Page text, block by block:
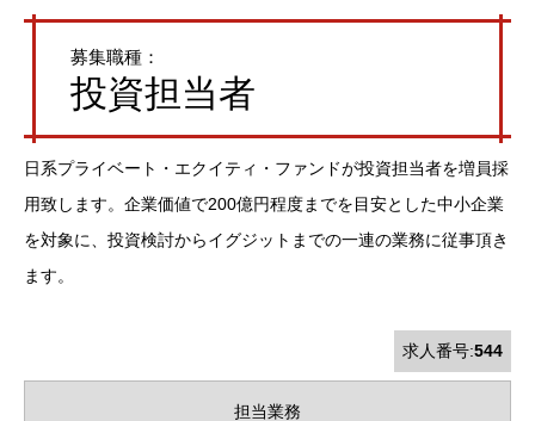
募集職種：
投資担当者
日系プライベート・エクイティ・ファンドが投資担当者を増員採
用致します。企業価値で200億円程度までを目安とした中小企業
を対象に、投資検討からイグジットまでの一連の業務に従事頂き
ます。
求人番号:544
担当業務